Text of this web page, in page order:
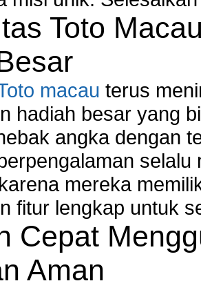
Toto
macau terus
hadiah besar yang
angka dengan
karena mereka
fitur lengkap untuk
Cepat
Aman